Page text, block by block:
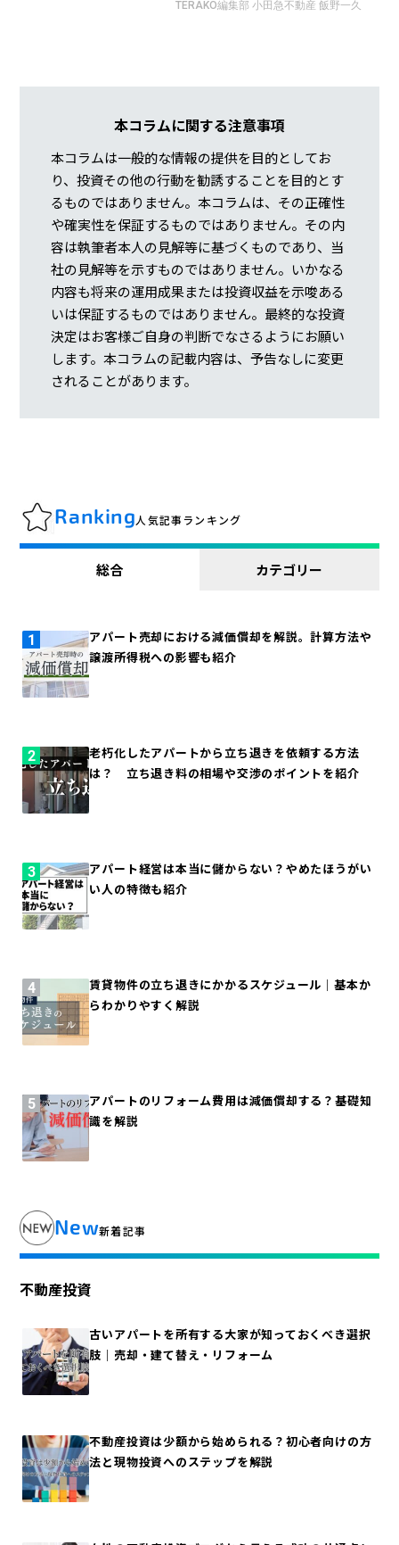
TERAKO編集部 小田急不動産 飯野一久
本コラムに関する注意事項
本コラムは一般的な情報の提供を目的としてお
り、投資その他の行動を勧誘することを目的とす
るものではありません。本コラムは、その正確性
や確実性を保証するものではありません。その内
容は執筆者本人の見解等に基づくものであり、当
社の見解等を示すものではありません。いかなる
内容も将来の運用成果または投資収益を示唆ある
いは保証するものではありません。最終的な投資
決定はお客様ご自身の判断でなさるようにお願い
します。本コラムの記載内容は、予告なしに変更
されることがあります。
Ranking人気記事ランキング
総合 カテゴリー
アパート売却における減価償却を解説。計算方法や
譲渡所得税への影響も紹介
老朽化したアパートから立ち退きを依頼する方法
は？ 立ち退き料の相場や交渉のポイントを紹介
アパート経営は本当に儲からない？やめたほうがい
い人の特徴も紹介
賃貸物件の立ち退きにかかるスケジュール｜基本か
らわかりやすく解説
アパートのリフォーム費用は減価償却する？基礎知
識を解説
New新着記事
不動産投資
古いアパートを所有する大家が知っておくべき選択
肢｜売却・建て替え・リフォーム
不動産投資は少額から始められる？初心者向けの方
法と現物投資へのステップを解説